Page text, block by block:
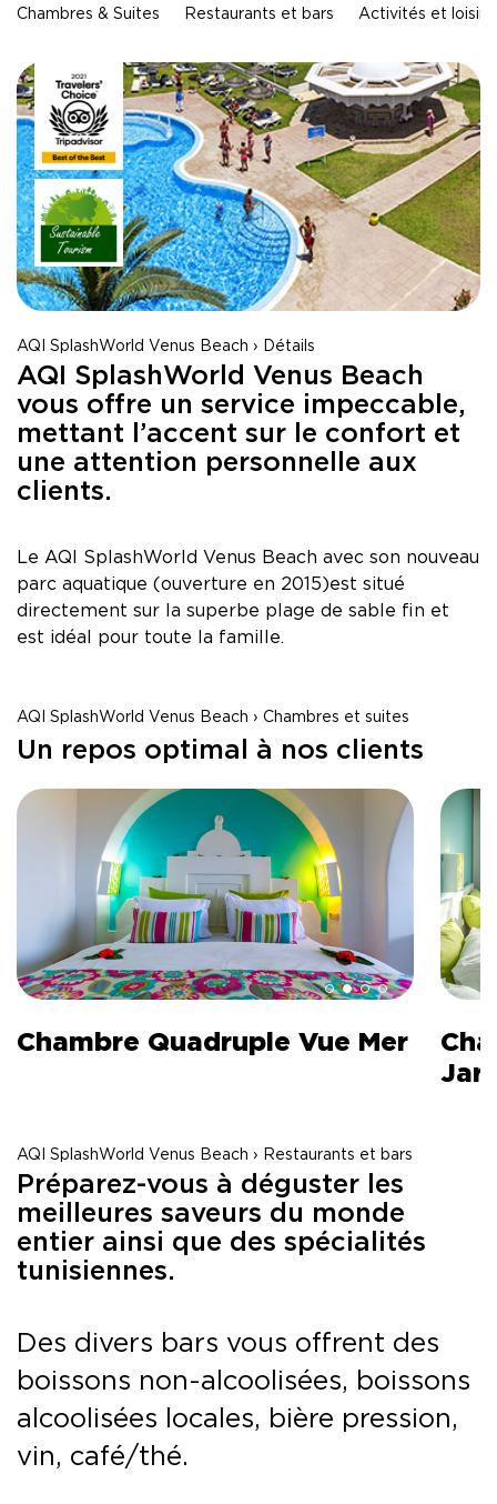
MONASTIR - HOLIDAY VILLAGE Skanes
Tabarka - Tunisie
TABARKA - Thabraca Thalasso & Diving
Djerba - Tunisie
DJERBA - TUI MAGIC LIFE Penelope Beach
DJERBA - TUI BLUE Palm Beach Palace
Tozeur - Tunisie
TOZEUR - Palm Beach Palace
TOZEUR - The Mora Sahara Tozeur
Sustainability Report 2023
Chambres & Suites Restaurants et bars Activités et loisirs
AQI SplashWorld Venus Beach › Détails
AQI SplashWorld Venus Beach
vous offre un service impeccable,
mettant l’accent sur le confort et
une attention personnelle aux
clients.
Le AQI SplashWorld Venus Beach avec son nouveau
parc aquatique (ouverture en 2015)est situé
directement sur la superbe plage de sable fin et
est idéal pour toute la famille.
AQI SplashWorld Venus Beach › Chambres et suites
Un repos optimal à nos clients
Chambre Quadruple Vue Mer
AQI SplashWorld Venus Beach › Restaurants et bars
Préparez-vous à déguster les
meilleures saveurs du monde
entier ainsi que des spécialités
tunisiennes.
Des divers bars vous offrent des
boissons non-alcoolisées, boissons
alcoolisées locales, bière pression,
vin, café/thé.